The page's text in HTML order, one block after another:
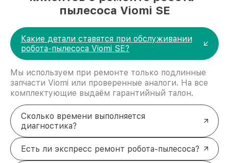
пылесоса Viomi SE
Какие детали ставятся при обслуживании
робота-пылесоса Viomi SE?
Мы используем при ремонте только подлинные
запчасти Viomi или проверенные аналоги. На все
комплектующие выдаём гарантийный талон.
Сколько времени выполняется
диагностика?
Есть ли экспресс ремонт робота-пылесоса?